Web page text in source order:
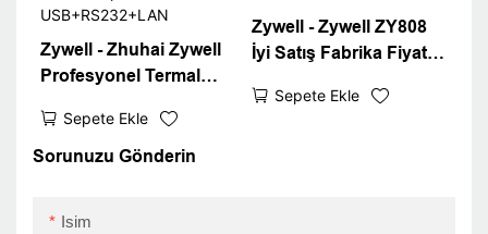
Zywell - Zhuhai Zywell
Profesyonel Termal
POS Bilet Yazıcısı
ZY808 Dahili adaptörlü
Sepete Ekle
Zywell - Zywell ZY808
İyi Satış Fabrika Fiyatı
Yazıcı Otel Mutfak
Sepete Ekle
Sorunuzu Gönderin
Isim